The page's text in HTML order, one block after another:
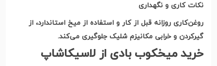
نکات کاری و نگهداری
روغن‌کاری روزانه قبل از کار و استفاده از میخ استاندارد، از
گیرکردن و خرابی مکانیزم شلیک جلوگیری می‌کند.
خرید میخکوب بادی از لاسیکاشاپ